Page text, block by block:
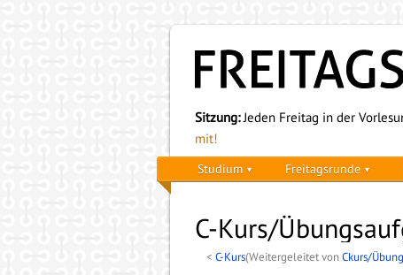
Sitzung:Jeden Freitag in der
mit!
Studium Freitagsrunde
C-Kurs/
<C-Kurs(Weitergeleitet vonCkurs/